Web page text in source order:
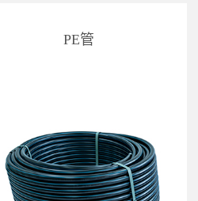
PE管